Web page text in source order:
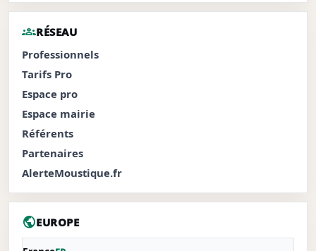
groupsRÉSEAU
Professionnels
Tarifs Pro
Espace pro
Espace mairie
Référents
Partenaires
AlerteMoustique.fr
publicEUROPE